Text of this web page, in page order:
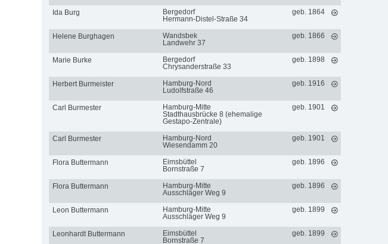
Ida Burg
Bergedorf
Hermann-Distel-Straße 34
geb. 1864
Helene Burghagen
Wandsbek
Landwehr 37
geb. 1866
Marie Burke
Bergedorf
Chrysanderstraße 33
geb. 1898
Herbert Burmeister
Hamburg-Nord
Ludolfstraße 46
geb. 1916
Carl Burmester
Hamburg-Mitte
Stadthausbrücke 8 (ehemalige
Gestapo-Zentrale)
geb. 1901
Carl Burmester
Hamburg-Nord
Wiesendamm 20
geb. 1901
Flora Buttermann
Eimsbüttel
Bornstraße 7
geb. 1896
Flora Buttermann
Hamburg-Mitte
Ausschläger Weg 9
geb. 1896
Leon Buttermann
Hamburg-Mitte
Ausschläger Weg 9
geb. 1899
Leonhardt Buttermann
Eimsbüttel
Bornstraße 7
geb. 1899